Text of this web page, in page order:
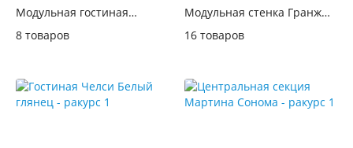
Модульная гостиная
8 товаров
Модульная стенка Гранж
16 товаров